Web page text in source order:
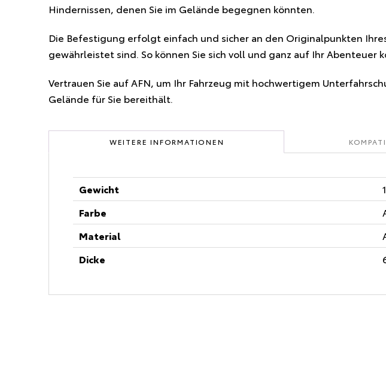
Hindernissen, denen Sie im Gelände begegnen könnten.
Die Befestigung erfolgt einfach und sicher an den Originalpunkten
gewährleistet sind. So können Sie sich voll und ganz auf Ihr Abenteuer
Vertrauen Sie auf AFN, um Ihr Fahrzeug mit hochwertigem
Gelände für Sie bereithält.
WEITERE INFORMATIONEN
Gewicht
Farbe
Material
Dicke